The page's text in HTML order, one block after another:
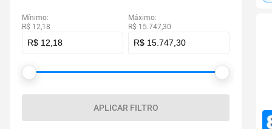
Mínimo:
R$ 12,18
Máximo:
R$ 15.747,30
APLICAR FILTRO